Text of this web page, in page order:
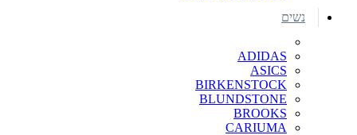
נשים
ADIDAS
ASICS
BIRKENSTOCK
BLUNDSTONE
BROOKS
CARIUMA